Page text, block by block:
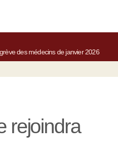
des médecins de janvier 2026
rejoindra